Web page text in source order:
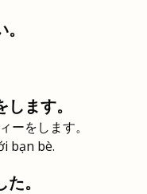
ます。
ーをします。
bạn bè.
。